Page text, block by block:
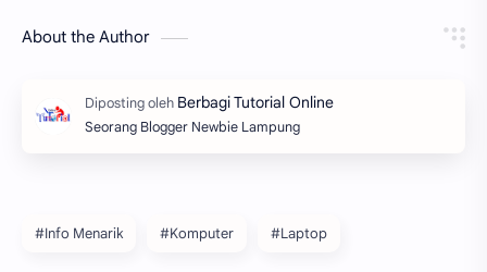
About the Author
Seorang Blogger Newbie Lampung
#Info Menarik #Komputer #Laptop